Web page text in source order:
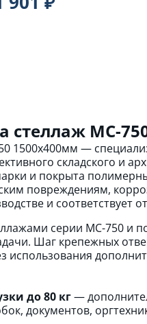
стеллаж МС-
1500х400мм —
складского и
и покрыта
повреждениям,
и соответствует
серии МС-750 и
Шаг крепежных
использования
до 80 кг—
документов,